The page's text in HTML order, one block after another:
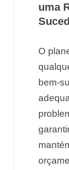
uma
O
bem-